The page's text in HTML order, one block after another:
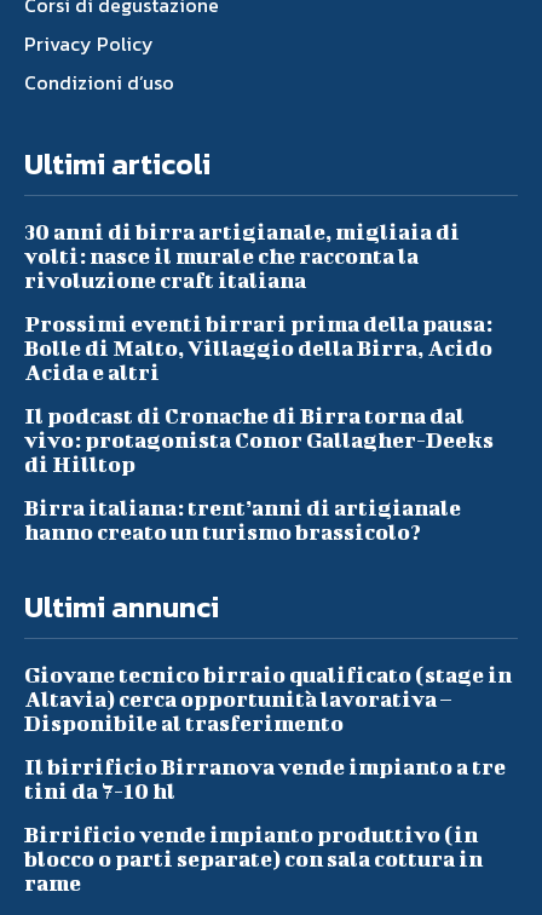
Privacy Policy
Condizioni d’uso
Ultimi articoli
30 anni di birra artigianale, migliaia di
volti: nasce il murale che racconta la
rivoluzione craft italiana
Prossimi eventi birrari prima della pausa:
Bolle di Malto, Villaggio della Birra, Acido
Acida e altri
Il podcast di Cronache di Birra torna dal
vivo: protagonista Conor Gallagher-Deeks
di Hilltop
Birra italiana: trent’anni di artigianale
hanno creato un turismo brassicolo?
Ultimi annunci
Giovane tecnico birraio qualificato (stage in
Altavia) cerca opportunità lavorativa –
Disponibile al trasferimento
Il birrificio Birranova vende impianto a tre
tini da 7-10 hl
Birrificio vende impianto produttivo (in
blocco o parti separate) con sala cottura in
rame